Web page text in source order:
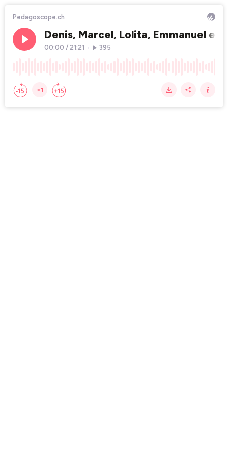
Pedagoscope.ch
Denis, Marcel, Lolita, Emmanuel et
00:00 / 21:21 395
×1